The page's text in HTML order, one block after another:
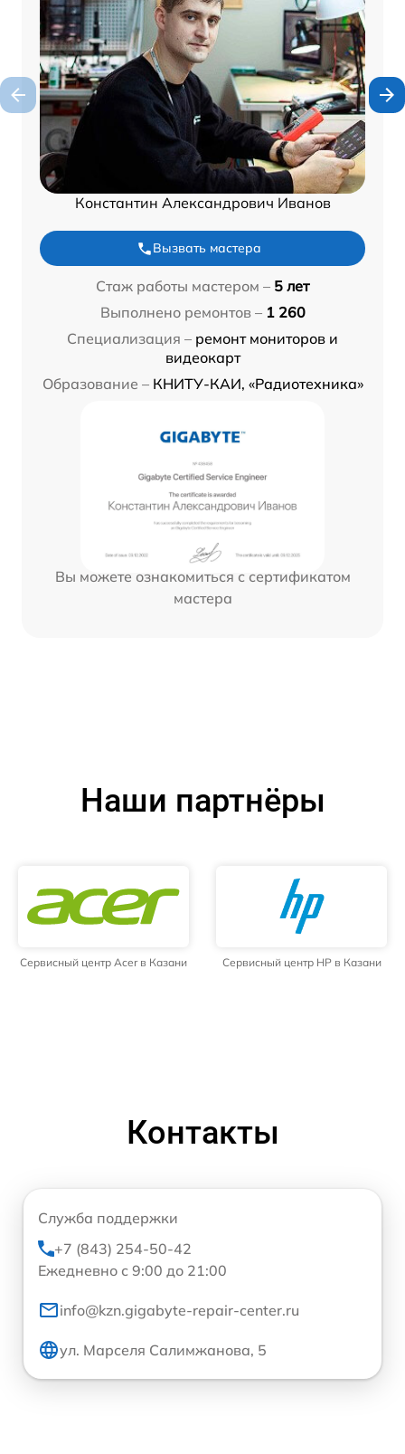
Константин Александрович Иванов
Вызвать мастера
Стаж работы мастером – 5 лет
Выполнено ремонтов – 1 260
Специализация – ремонт мониторов и
видеокарт
Образование – КНИТУ-КАИ, «Радиотехника»
Вы можете ознакомиться с сертификатом
мастера
Наши партнёры
Сервисный центр Acer в Казани Сервисный центр HP в Казани
Контакты
Служба поддержки
+7 (843) 254-50-42
Ежедневно с 9:00 до 21:00
info@kzn.gigabyte-repair-center.ru
ул. Марселя Салимжанова, 5